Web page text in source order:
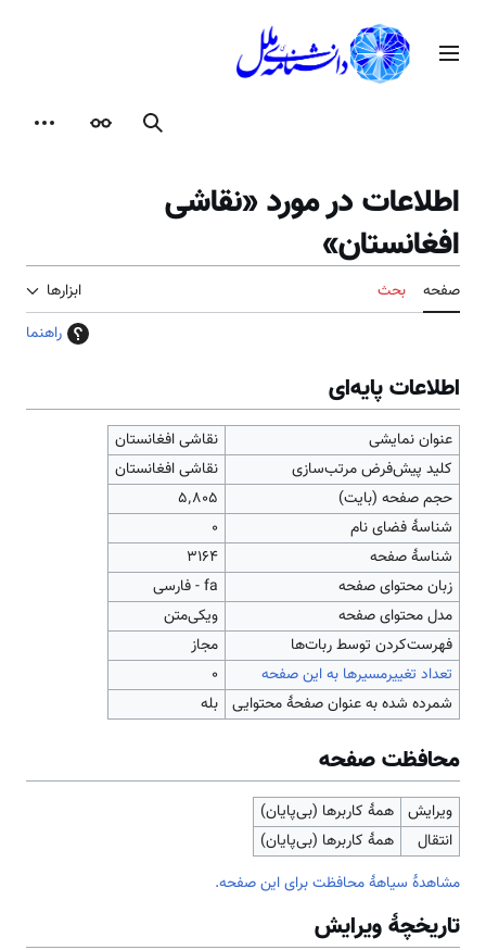
محتوامنوی اصلی
جستجوظاهر
اطلاعات در مورد «نقاشی
افغانستان»
صفحه بحث
ابزارها
راهنما
اطلاعات پایه‌ای
عنوان نمایشی
نقاشی افغانستان
کلید پیش‌فرض مرتب‌سازی
نقاشی افغانستان
حجم صفحه (بایت)
۵٬۸۰۵
شناسهٔ فضای نام
0
شناسهٔ صفحه
3164
زبان محتوای صفحه
fa - فارسی
مدل محتوای صفحه
ویکی‌متن
‌فهرست‌کردن توسط ربات‌ها
مجاز
تعداد تغییرمسیرها به این صفحه
۰
شمرده شده به عنوان صفحهٔ محتوایی
بله
محافظت صفحه
ویرایش
همهٔ کاربرها (بی‌پایان)
انتقال
همهٔ کاربرها (بی‌پایان)
مشاهدۀ سیاهۀ محافظت برای این صفحه.
تاریخچۀ ویرایش